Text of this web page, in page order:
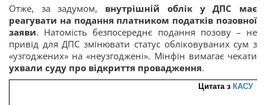
Отже, за задумом, внутрішній облік у ДПС має
реагувати на подання платником податків позовної
заяви. Натомість безпосереднє подання позову – не
привід для ДПС змінювати статус обліковуваних сум з
«узгоджених» на «неузгоджені». Мінфін вимагає чекати
ухвали суду про відкриття провадження.
Цитата з КАСУ